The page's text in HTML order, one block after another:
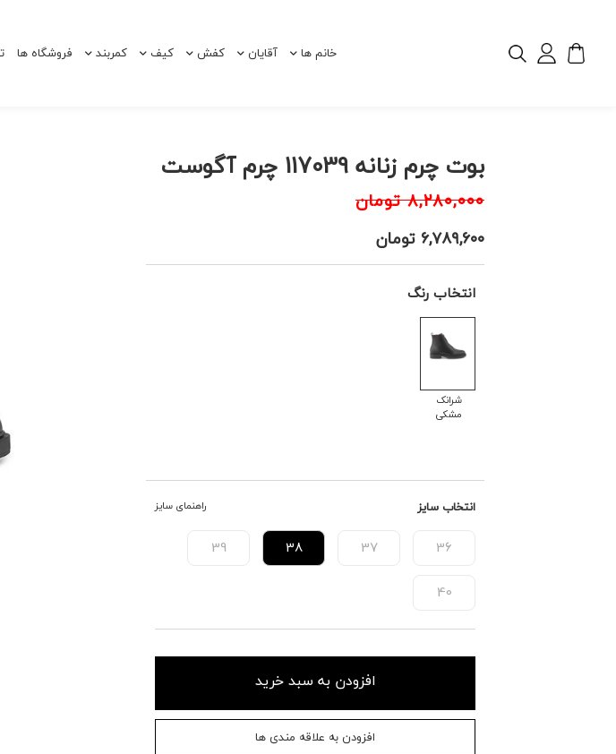
خانم ها آقایان کفش کیف کمربند فروشگاه ها
بوت چرم زنانه 117039 چرم آگوست
۸,۲۸۰,۰۰۰ تومان
۶,۷۸۹,۶۰۰ تومان
انتخاب رنگ
شرانک
مشکی
انتخاب سایز راهنمای سایز
36
37
38
39
40
افزودن به سبد خرید
افزودن به علاقه مندی ها